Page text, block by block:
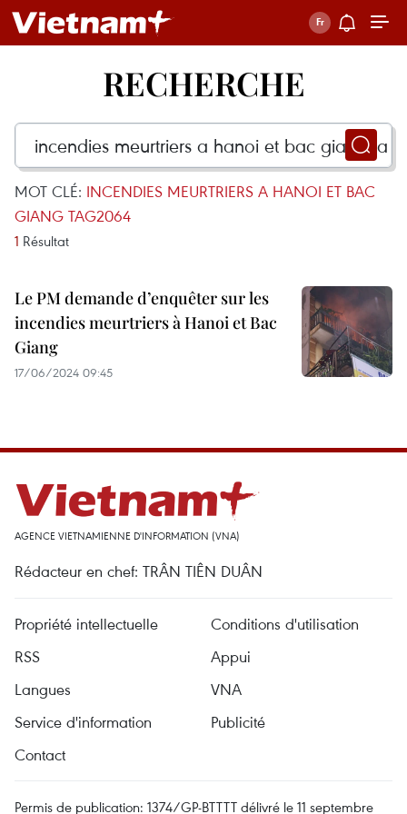
RECHERCHE
MOT CLÉ: INCENDIES MEURTRIERS A HANOI ET BAC
GIANG TAG2064
1 Résultat
Le PM demande d’enquêter sur les
incendies meurtriers à Hanoi et Bac
Giang
17/06/2024 09:45
AGENCE VIETNAMIENNE D'INFORMATION (VNA)
Rédacteur en chef: TRÂN TIÊN DUÂN
Propriété intellectuelle
Conditions d'utilisation
RSS
Appui
Langues
VNA
Service d'information
Publicité
Contact
Permis de publication: 1374/GP-BTTTT délivré le 11 septembre